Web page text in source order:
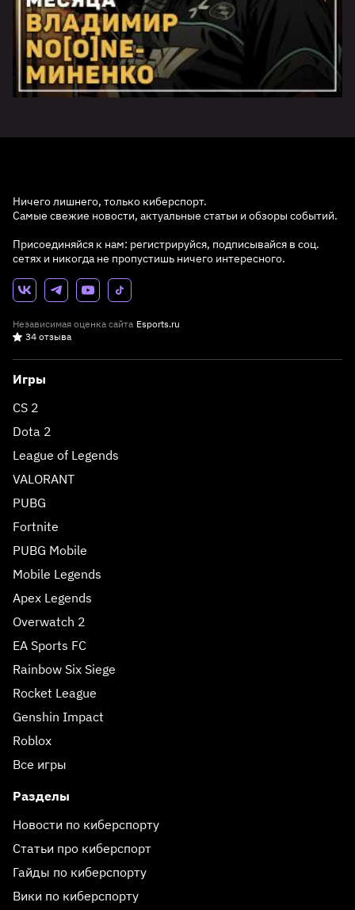
Ничего лишнего, только киберспорт.
Самые свежие новости, актуальные статьи и обзоры событий.
Присоединяйся к нам: регистрируйся, подписывайся в соц.
сетях и никогда не пропустишь ничего интересного.
Независимая оценка сайта Esports.ru
34 отзыва
Игры
CS 2
Dota 2
League of Legends
VALORANT
PUBG
Fortnite
PUBG Mobile
Mobile Legends
Apex Legends
Overwatch 2
EA Sports FC
Rainbow Six Siege
Rocket League
Genshin Impact
Roblox
Все игры
Разделы
Новости по киберспорту
Статьи про киберспорт
Гайды по киберспорту
Вики по киберспорту